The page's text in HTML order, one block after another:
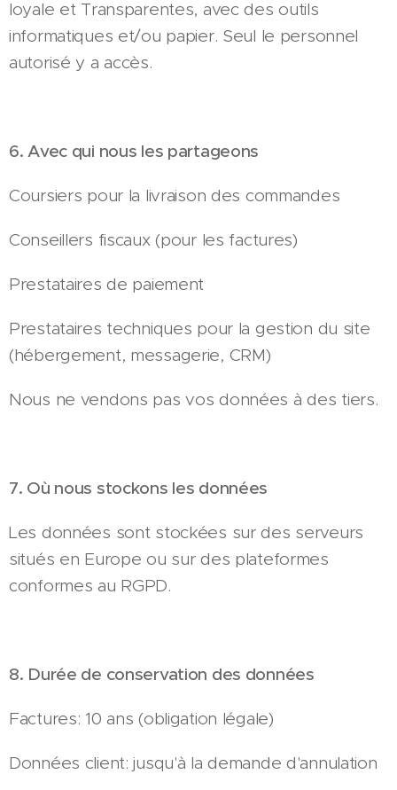
loyale et Transparentes, avec des outils
informatiques et/ou papier. Seul le personnel
autorisé y a accès.
6. Avec qui nous les partageons
Coursiers pour la livraison des commandes
Conseillers fiscaux (pour les factures)
Prestataires de paiement
Prestataires techniques pour la gestion du site
(hébergement, messagerie, CRM)
Nous ne vendons pas vos données à des tiers.
7. Où nous stockons les données
Les données sont stockées sur des serveurs
situés en Europe ou sur des plateformes
conformes au RGPD.
8. Durée de conservation des données
Factures: 10 ans (obligation légale)
Données client: jusqu'à la demande d'annulation